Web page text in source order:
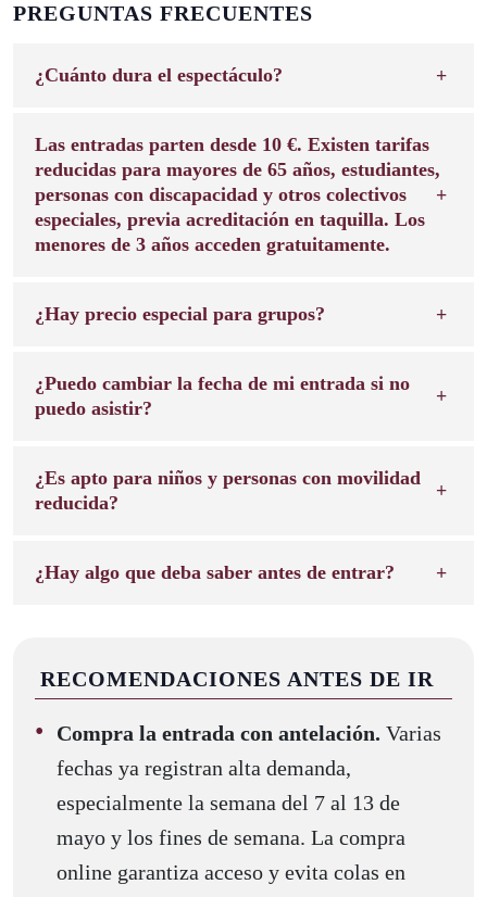
PREGUNTAS FRECUENTES
¿Cuánto dura el espectáculo?
Las entradas parten desde 10 €. Existen tarifas
reducidas para mayores de 65 años, estudiantes,
personas con discapacidad y otros colectivos
especiales, previa acreditación en taquilla. Los
menores de 3 años acceden gratuitamente.
¿Hay precio especial para grupos?
¿Puedo cambiar la fecha de mi entrada si no
puedo asistir?
¿Es apto para niños y personas con movilidad
reducida?
¿Hay algo que deba saber antes de entrar?
RECOMENDACIONES ANTES DE IR
Compra la entrada con antelación. Varias
fechas ya registran alta demanda,
especialmente la semana del 7 al 13 de
mayo y los fines de semana. La compra
online garantiza acceso y evita colas en